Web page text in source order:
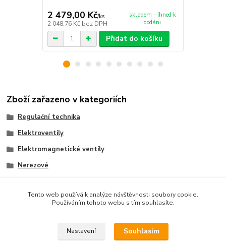
2 479,00 Kč/ks
2 048,76 Kč bez DPH
skladem - ihned k
dodáni
Přidat do košíku
Zboží zařazeno v kategoriích
Regulační technika
Elektroventily
Elektromagnetické ventily
Nerezové
Tento web používá k analýze návštěvnosti soubory cookie.
Používáním tohoto webu s tím souhlasíte.
Nastavení Souhlasím